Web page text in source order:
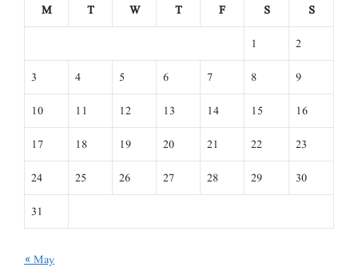
M
T W T F S
S
1
2
3
4 5 6 7 8
9
10
11 12 13 14 15
16
17
18 19 20 21 22
23
24
25 26 27 28 29
30
31
« May